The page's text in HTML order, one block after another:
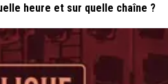
heure et sur quelle chaîne ?